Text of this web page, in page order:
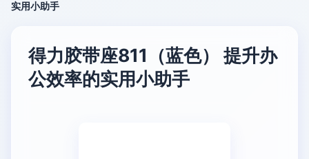
实用小助手
得力胶带座811（蓝色） 提升办
公效率的实用小助手